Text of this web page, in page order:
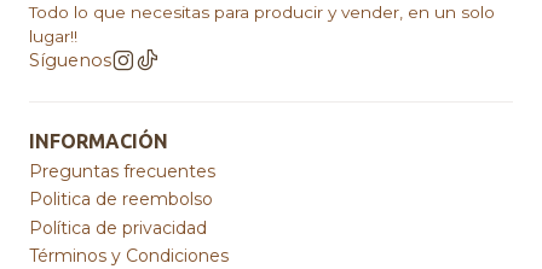
Todo lo que necesitas para producir y vender, en un solo
lugar!!
Síguenos
INFORMACIÓN
Preguntas frecuentes
Politica de reembolso
Política de privacidad
Términos y Condiciones